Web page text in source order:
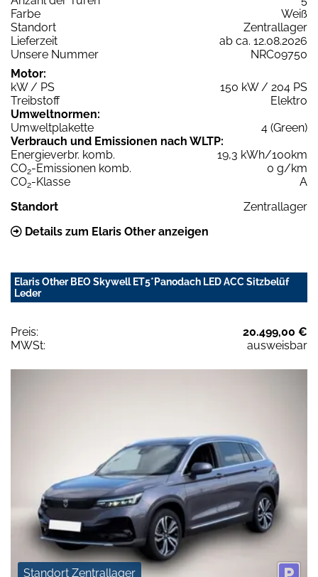
Farbe
Weiß
Standort
Zentrallager
Lieferzeit
ab ca. 12.08.2026
Unsere Nummer
NRC09750
Motor:
kW / PS
150 kW / 204 PS
Treibstoff
Elektro
Umweltnormen:
Umweltplakette
4 (Green)
Verbrauch und Emissionen nach WLTP:
Energieverbr. komb.
19,3 kWh/100km
CO2-Emissionen komb.
0 g/km
CO2-Klasse
A
Standort
Zentrallager
Details zum Elaris Other anzeigen
Elaris Other BEO Skywell ET5*Panodach LED ACC Sitzbelüf
Leder
Preis:
20.499,00 €
MWSt:
ausweisbar
Standort Zentrallager